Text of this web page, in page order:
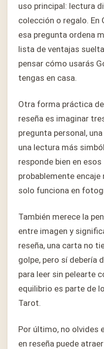
uso principal: lectura
colección o regalo. En
esa pregunta ordena
lista de ventajas
pensar cómo usarás
tengas en casa.
Otra forma práctica
reseña es imaginar
pregunta personal,
una lectura más
responde bien en
probablemente
solo funciona en
También merece la
entre imagen y
reseña, una carta no
golpe, pero sí debería
para leer sin pelearte
equilibrio es parte de
Tarot.
Por último, no olvides
en reseña puede